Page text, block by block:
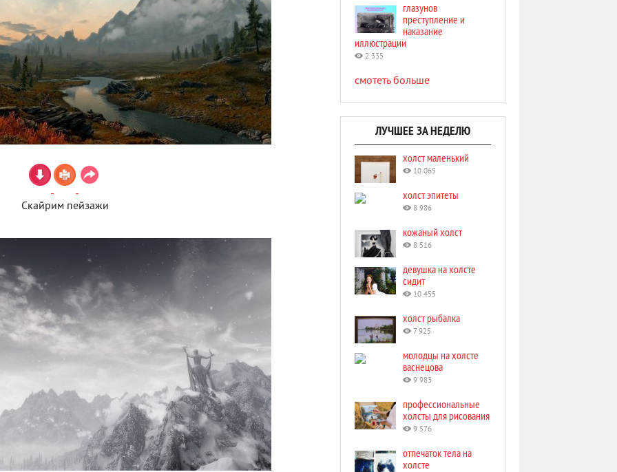
Скайрим пейзажи
глазунов
преступление и
наказание
иллюстрации
2 335
смотеть больше
ЛУЧШЕЕ ЗА НЕДЕЛЮ
холст маленький
10 065
холст эпитеты
8 986
кожаный холст
8 516
девушка на холсте
сидит
10 455
холст рыбалка
7 925
молодцы на холсте
васнецова
9 983
профессиональные
холсты для рисования
9 576
отпечаток тела на
холсте